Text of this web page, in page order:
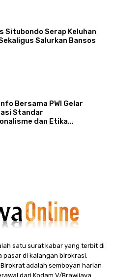
Situbondo Serap Keluhan
Salurkan Bansos
Bersama PWI Gelar
Standar
dan Etika...
satu surat kabar yang terbit di
di kalangan birokrasi.
adalah semboyan harian
dari Kodam V/Brawijaya.